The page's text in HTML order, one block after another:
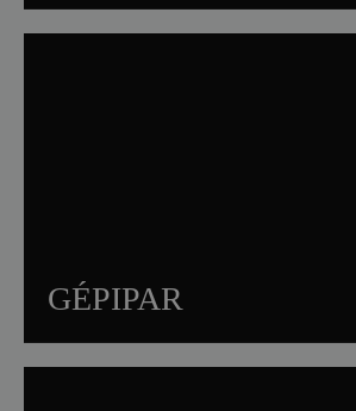
Tengelyek (hajtótengelyek,
GÉPIPAR
Csapágyházak és